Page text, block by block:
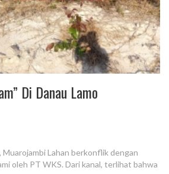
Di Danau Lamo
Muarojambi Lahan berkonflik dengan
oleh PT WKS. Dari kanal, terlihat bahwa